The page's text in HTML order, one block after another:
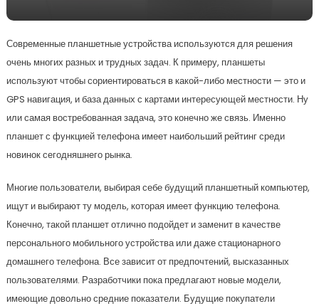
Современные планшетные устройства используются для решения
очень многих разных и трудных задач. К примеру, планшеты
используют чтобы сориентироваться в какой-либо местности — это и
GPS навигация, и база данных с картами интересующей местности. Ну
или самая востребованная задача, это конечно же связь. Именно
планшет с функцией телефона имеет наибольший рейтинг среди
новинок сегодняшнего рынка.
Многие пользователи, выбирая себе будущий планшетный компьютер,
ищут и выбирают ту модель, которая имеет функцию телефона.
Конечно, такой планшет отлично подойдет и заменит в качестве
персонального мобильного устройства или даже стационарного
домашнего телефона. Все зависит от предпочтений, высказанных
пользователями. Разработчики пока предлагают новые модели,
имеющие довольно средние показатели. Будущие покупатели